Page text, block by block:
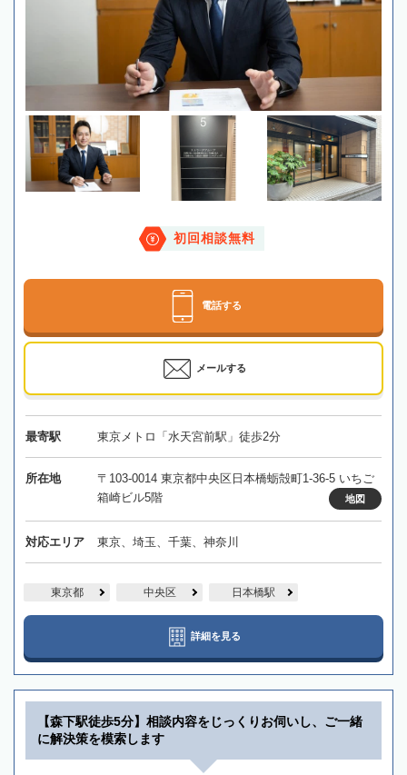
初回相談無料
電話する
メールする
最寄駅 東京メトロ「水天宮前駅」徒歩2分
所在地
〒103-0014 東京都中央区日本橋蛎殻町1-36-5 いちご
箱崎ビル5階
地図
対応エリア 東京、埼玉、千葉、神奈川
東京都 中央区 日本橋駅
詳細を見る
【森下駅徒歩5分】相談内容をじっくりお伺いし、ご一緒
に解決策を模索します